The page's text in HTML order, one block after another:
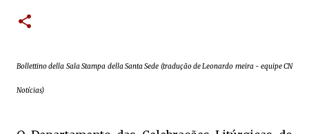
Bollettino della Sala Stampa della Santa Sede (tradução de Leonardo meira - equipe CN
Notícias)